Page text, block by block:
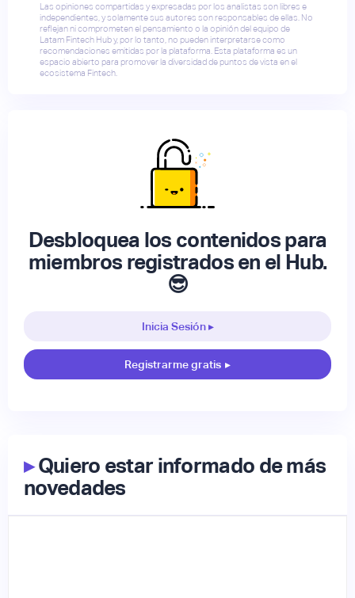
Las opiniones compartidas y expresadas por los analistas son libres e
independientes, y solamente sus autores son responsables de ellas. No
reflejan ni comprometen el pensamiento o la opinión del equipo de
Latam Fintech Hub y, por lo tanto, no pueden interpretarse como
recomendaciones emitidas por la plataforma. Esta plataforma es un
espacio abierto para promover la diversidad de puntos de vista en el
ecosistema Fintech.
Desbloquea los contenidos para
miembros registrados en el Hub.
😎
Inicia Sesión ▸
Registrarme gratis ▸
▸Quiero estar informado de más
novedades